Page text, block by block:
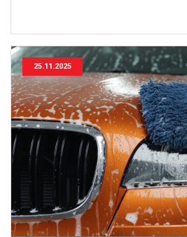
25.11.2025